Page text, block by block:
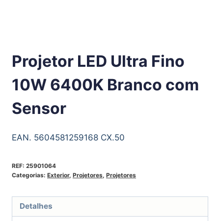
Projetor LED Ultra Fino
10W 6400K Branco com
Sensor
EAN. 5604581259168 CX.50
REF: 25901064
Categorias: Exterior, Projetores, Projetores
Detalhes